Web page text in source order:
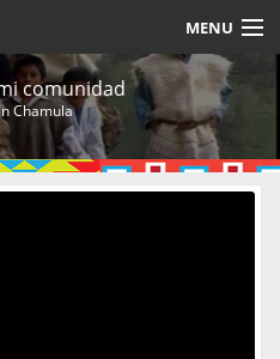
MENU
Sesión
comunidad
Chamula